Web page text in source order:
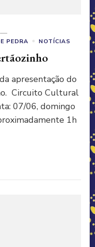
PEDRA NOTÍCIAS
apresentação do
Circuito Cultural
07/06, domingo
1h